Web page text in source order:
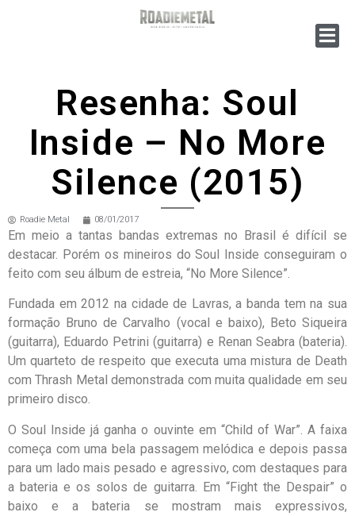
Resenha: Soul
Inside – No More
Silence (2015)
Roadie Metal 08/01/2017
Em meio a tantas bandas extremas no Brasil é difícil se
destacar. Porém os mineiros do Soul Inside conseguiram o
feito com seu álbum de estreia, “No More Silence”.
Fundada em 2012 na cidade de Lavras, a banda tem na sua
formação Bruno de Carvalho (vocal e baixo), Beto Siqueira
(guitarra), Eduardo Petrini (guitarra) e Renan Seabra (bateria).
Um quarteto de respeito que executa uma mistura de Death
com Thrash Metal demonstrada com muita qualidade em seu
primeiro disco.
O Soul Inside já ganha o ouvinte em “Child of War”. A faixa
começa com uma bela passagem melódica e depois passa
para um lado mais pesado e agressivo, com destaques para
a bateria e os solos de guitarra. Em “Fight the Despair” o
baixo e a bateria se mostram mais expressivos,